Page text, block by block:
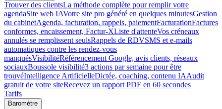
Trouver des clientsLa méthode complète pour remplir votre
agendaSite web IAVotre site pro généré en quelques minutesGestion
du cabinetAgenda, facturation, rappels, paiementFacturationFactures
conformes, encaissement, Factur-XListe d'attenteVos créneaux
annulés se remplissent seulsRappels de RDVSMS et e-mails
automatiques contre les rendez-vous
manquésVisibilitéRéférencement Google, avis clients, réseaux
sociauxBoussole visibilité3 actions par semaine pour être
trouvéIntelligence ArtificielleDictée, coaching, contenu IAAudit
gratuit de votre siteRecevez un rapport PDF en 60 secondes
Tarifs
Baromètre